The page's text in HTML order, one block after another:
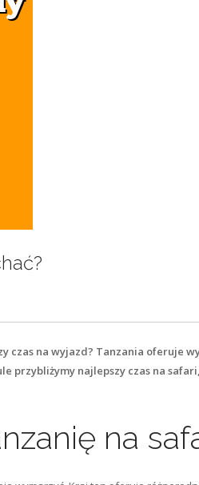
czas na wyjazd? Tanzania oferuje
przybliżymy najlepszy czas na
na